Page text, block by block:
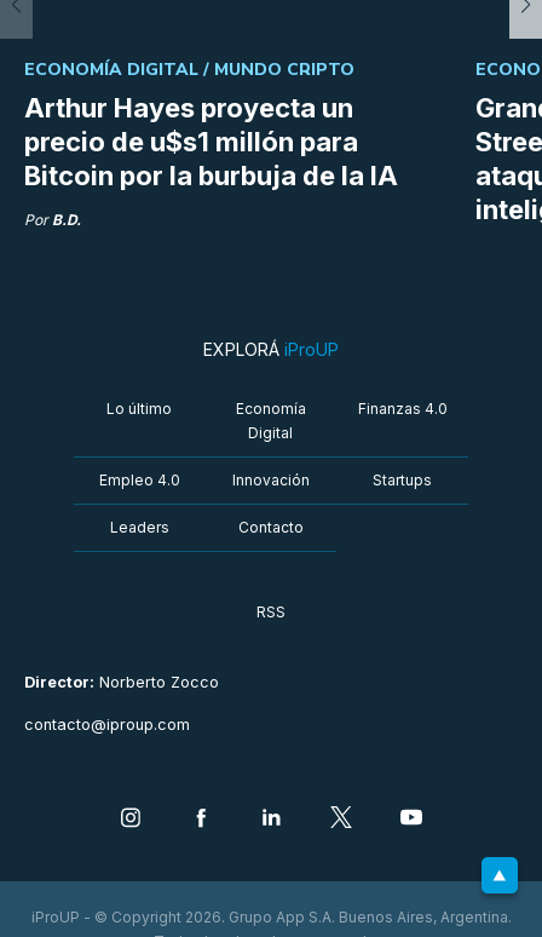
Arthur Hayes proyecta un
precio de u$s1 millón para
Bitcoin por la burbuja de la IA
ECONOMÍA DIGITAL / MUNDO CRIPTO
Por B.D.
Director: Norberto Zocco
contacto@iproup.com
EXPLORÁ iProUP
Lo último
Economía
Digital
Finanzas 4.0
Empleo 4.0 Innovación Startups
Leaders Contacto
RSS
iProUP - © Copyright 2026. Grupo App S.A. Buenos Aires, Argentina.